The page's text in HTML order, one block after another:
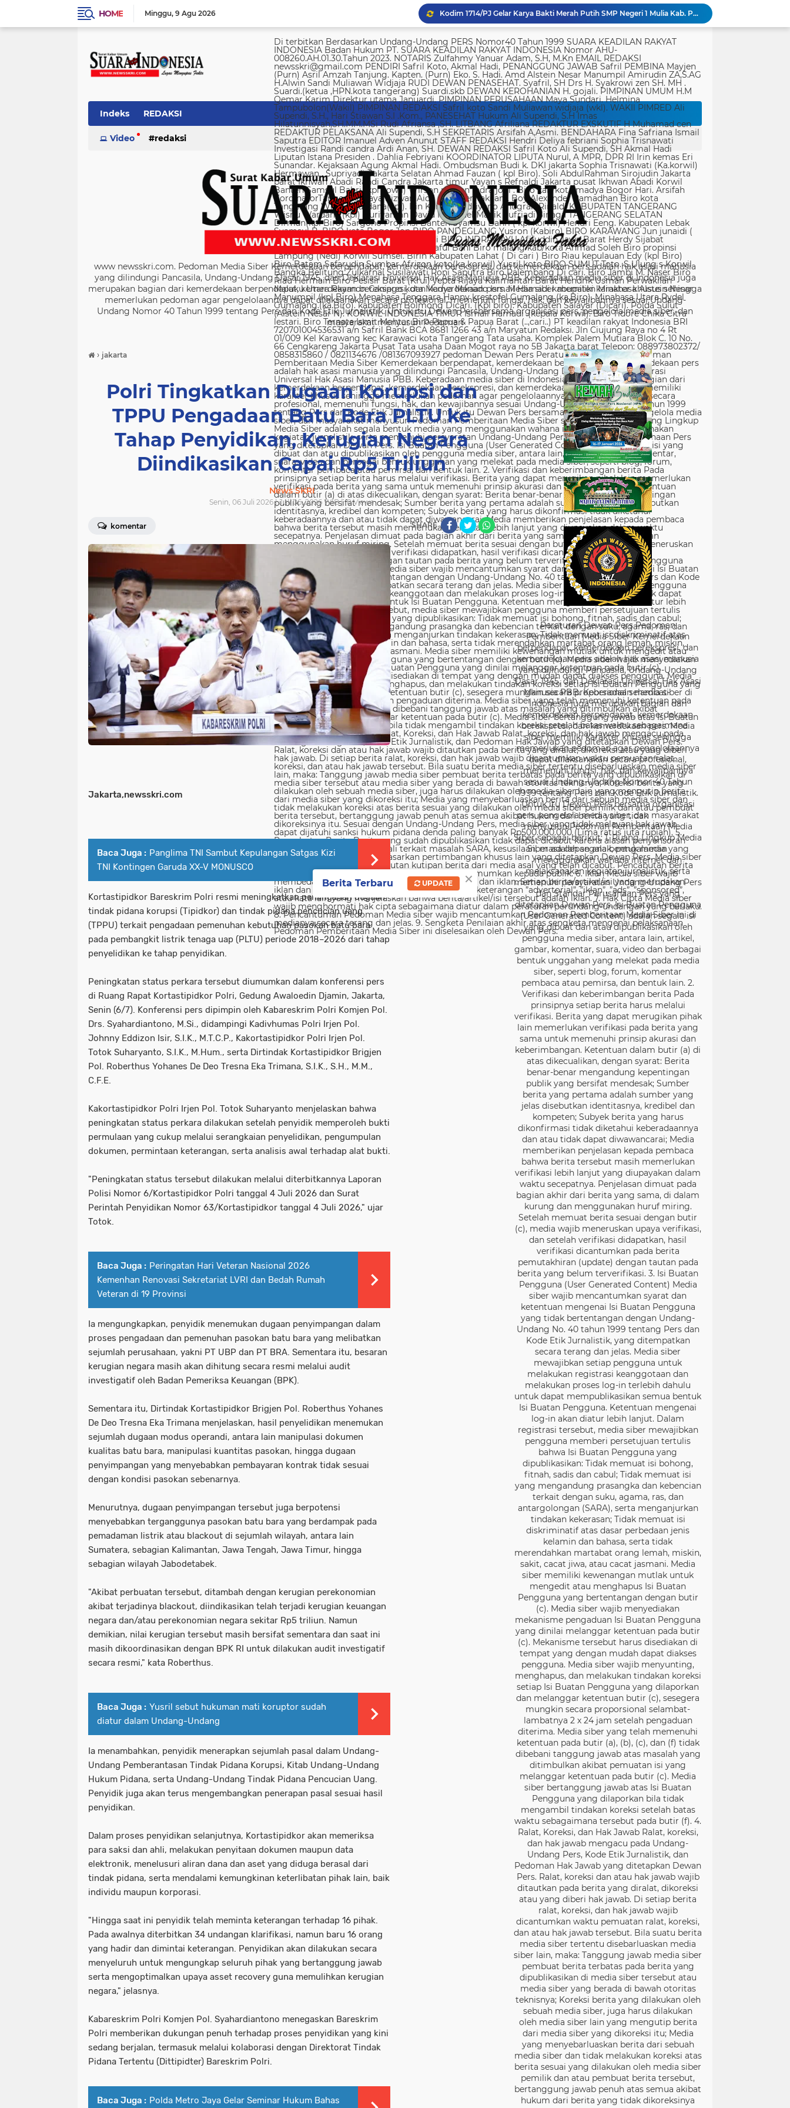
HOME Minggu 9 Agu 2026
Kodim 1714/PJ Gelar Karya Bakti Merah Putih SMP Negeri 1 Mulia Kab. Puncak Jaya
Keluarga Sutrimo Serahkan Proses Penelusuran Penyebab Kematian kepada Kepolisian
Kolaborasi Lanud Sjamsudin Noor dan BRI Wujudkan Generasi Hebat, Renovasi TK Angkasa 2 Hadirkan Harapan bagi Masa Depan Anak
Ketua IESPA Ibnu Riza Apresiasi Kapolri Cup 2026: Wadah Luar Biasa, dari Polres hingga Panggung Nasional
Di terbitkan Berdasarkan Undang-Undang PERS Nomor40 Tahun 1999 SUARA KEADILAN RAKYAT INDONESIA Badan Hukum PT. SUARA KEADILAN RAKYAT INDONESIA Nomor AHU-008260.AH.01.30.Tahun 2023. NOTARIS Zulfahmy Yanuar Adam, S.H, M.Kn EMAIL REDAKSI newsskri@gmail.com PENDIRI Safril Koto, Akmal Hadi, PENANGGUNG JAWAB Safril PEMBINA Mayjen (Purn) Asril Amzah Tanjung. Kapten. (Purn) Eko. S. Hadi. Amd Alstein Nesar Manumpil Amirudin ZA,S.AG H.Alwin Sandi Muliawan Widjaja RUDI DEWAN PENASEHAT. Syafril, SH Drs H. Syakrowi zen SH. MH . Suardi.(ketua ,HPN.kota tangerang) Suardi.skb DEWAN KEROHANIAN H. gojali. PIMPINAN UMUM H.M Qemar Karim Direktur utama Januardi. PIMPINAN PERUSAHAAN Maya Sundari. Helmina Tampubolon(Wakil) PIMPINAN REDAKSI Safril koto Sandi Muliawan widjaja (wkl). WAKIl PIMRED Ali Supendi, S.H., Hari Stiawan S.I .Kom., PANESEHAT Hukum Ali Supendi, S.H Imas Hilatunnisyah,SH.MM.MSi Rudi Afriansa ,SH. LITBANG Afriliana REDAKTUR EXSKUTIF H Muhamad cen REDAKTUR PELAKSANA Ali Supendi, S.H SEKRETARIS Arsifah A,Asmi. BENDAHARA Fina Safriana Ismail Saputra EDITOR Imanuel Adven Anunut STAFF REDAKSI Hendri Deliya febriani Sophia Trisnawati Investigasi Randi candra Ardi Anan, SH. DEWAN REDAKSI Safril Koto Ali Supendi, SH Akmal Hadi Liputan Istana Presiden . Dahlia Febriyani KOORDINATOR LIPUTA Nurul, A MPR, DPR RI Irin kemas Eri Sunandar. Kejaksaan Agung Akmal Hadi. Ombudsman Budi k. DKI jakarta Sophia Trisnawati (Ka.korwil) Hermawan . Supriyadi. Jakarta Selatan Ahmad Fauzan ( kpl Biro). Soli AbdulRahman Sirojudin Jakarta barat Ikhwan Abadi Randi Candra Jakarta timur Yayan s Refnaldi Jakarta pusat Ikhwan Abadi Korwil Banten Samsul Bahri (kpl kowil) Wirson risman Indra joni . Biro kab/kota madya Bogor Hari. Arsifah KordinatorTangerang raya Rizwan Aidil ( kpl. Perwakilan). Boy Alexander Ramadhan Biro kota Tangerang Wisnu Wardana(kpl). Irin Kamas Andriyano Anugrah Rinaldi KABUPATEN TANGERANG Wisnu Wardana (kpl) Nuriyaman David Natanael Manik Sufriadi Sinaga TANGERANG SELATAN Dirman(kpl Biro) Sargono Propinsi Banten Syamsu Bahri ( kpl korwil) Hendri Eeng. Kabupaten Lebak Syamsul B. BIRO kota Bogor Jon BIRO PANDEGLANG Yusron (Kabiro) BIRO KARAWANG Jun junaidi ( kpl Biro) Ugi . BIRO KUNINGAN Nurhadi BIRO INDRAMAYU Afifuddin Jawa Barat Herdy Sijabat (kapowil). BIRO JAWA TIMUR Sofiyan Saful Bahi Biro malang kab/kota Ahmad Soleh Biro propinsi Lampung (Nedi) Korwil Sumsel. Birin Kabupaten Lahat ( Di cari ) Biro Riau kepulauan Edy (kpl Biro) Biro Batam Safarudin Sumbar Afrizon koto(ka korwil) Yusril koto BIRO SUMUT Toto. S Ulung s Korwil Bangka Belitung Zulkarnai Susilawati Roni Saputra Biro Palembang Di cari. Biro Jambi M. Naser Biro Riau Hermain Biro Pesisir Barat (Krui) yepta Rijaya Kalimantan Barat Hendrik Usman Perwakilan Maluku Utara Raymon Caniago kota Madya Manado Ismail Hamadi kabupaten Minahasa Alstein Nesar Manumpil (kpl Biro) Menahasa Tenggara Hanny krestofel Gumalang (ka.Biro). Minahasa Utara Rydel Gumalang.(ka.Biro). kabupaten Bolmong Dicari. (Kpl biro). Kabupaten Salayar (Dicari). Polda Sulut (Alstein Nesar N). KORWIL INDONESIA TIMUR Ismail Hamadi .(kepala Korwil). Biro Tidore Chika Citra lestari. Biro Ternate Ismit Mohtar Biro Papua & Papua Barat (..,cari..) PT keadilan rakyat Indonesia BRI 720701004536531 a/n Safril Bank BCA 8681 1266 43 a/n Maryatun Redaksi. Jln Ciujung Raya no 4 Rt 01/009 Kel Karawang kec Karawaci kota Tangerang Tata usaha. Komplek Palem Mutiara Blok C. 10 No. 66 Cengkareng Jakarta Pusat Tata usaha Daan Mogot raya no 5B Jakarta barat Telepon: 088973802372/ 0858315860 / 0821134676 /081367093927 pedoman Dewan Pers Peraturan Dewan Pers Pedoman Pemberitaan Media Siber Kemerdekaan berpendapat, kemerdekaan berekspresi, dan kemerdekaan pers adalah hak asasi manusia yang dilindungi Pancasila, Undang-Undang Dasar 1945, dan Deklarasi Universal Hak Asasi Manusia PBB. Keberadaan media siber di Indonesia juga merupakan bagian dari kemerdekaan berpendapat, kemerdekaan berekspresi, dan kemerdekaan pers. Media siber memiliki karakter khusus sehingga memerlukan pedoman agar pengelolaannya dapat dilaksanakan secara profesional, memenuhi fungsi, hak, dan kewajibannya sesuai Undang-Undang Nomor 40 Tahun 1999 tentang Pers dan Kode Etik Jurnalistik. Untuk itu Dewan Pers bersama organisasi pers, pengelola media siber, dan masyarakat menyusun Pedoman Pemberitaan Media Siber sebagai berikut: 1. Ruang Lingkup Media Siber adalah segala bentuk media yang menggunakan wahana internet dan melaksanakan kegiatan jurnalistik, serta memenuhi persyaratan Undang-Undang Pers dan Standar Perusahaan Pers yang ditetapkan Dewan Pers. Isi Buatan Pengguna (User Generated Content) adalah segala isi yang dibuat dan atau dipublikasikan oleh pengguna media siber, antara lain, artikel, gambar, komentar, suara, video dan berbagai bentuk unggahan yang melekat pada media siber, seperti blog, forum, komentar pembaca atau pemirsa, dan bentuk lain. 2. Verifikasi dan keberimbangan berita Pada prinsipnya setiap berita harus melalui verifikasi. Berita yang dapat merugikan pihak lain memerlukan verifikasi pada berita yang sama untuk memenuhi prinsip akurasi dan keberimbangan. Ketentuan dalam butir (a) di atas dikecualikan, dengan syarat: Berita benar-benar mengandung kepentingan publik yang bersifat mendesak; Sumber berita yang pertama adalah sumber yang jelas disebutkan identitasnya, kredibel dan kompeten; Subyek berita yang harus dikonfirmasi tidak diketahui keberadaannya dan atau tidak dapat diwawancarai; Media memberikan penjelasan kepada pembaca bahwa berita tersebut masih memerlukan verifikasi lebih lanjut yang diupayakan dalam waktu secepatnya. Penjelasan dimuat pada bagian akhir dari berita yang sama, di dalam kurung dan menggunakan huruf miring. Setelah memuat berita sesuai dengan butir (c), media wajib meneruskan upaya verifikasi, dan setelah verifikasi didapatkan, hasil verifikasi dicantumkan pada berita pemutakhiran (update) dengan tautan pada berita yang belum terverifikasi. 3. Isi Buatan Pengguna (User Generated Content) Media siber wajib mencantumkan syarat dan ketentuan mengenai Isi Buatan Pengguna yang tidak bertentangan dengan Undang-Undang No. 40 tahun 1999 tentang Pers dan Kode Etik Jurnalistik, yang ditempatkan secara terang dan jelas. Media siber mewajibkan setiap pengguna untuk melakukan registrasi keanggotaan dan melakukan proses log-in terlebih dahulu untuk dapat mempublikasikan semua bentuk Isi Buatan Pengguna. Ketentuan mengenai log-in akan diatur lebih lanjut. Dalam registrasi tersebut, media siber mewajibkan pengguna memberi persetujuan tertulis bahwa Isi Buatan Pengguna yang dipublikasikan: Tidak memuat isi bohong, fitnah, sadis dan cabul; Tidak memuat isi yang mengandung prasangka dan kebencian terkait dengan suku, agama, ras, dan antargolongan (SARA), serta menganjurkan tindakan kekerasan; Tidak memuat isi diskriminatif atas dasar perbedaan jenis kelamin dan bahasa, serta tidak merendahkan martabat orang lemah, miskin, sakit, cacat jiwa, atau cacat jasmani. Media siber memiliki kewenangan mutlak untuk mengedit atau menghapus Isi Buatan Pengguna yang bertentangan dengan butir (c). Media siber wajib menyediakan mekanisme pengaduan Isi Buatan Pengguna yang dinilai melanggar ketentuan pada butir (c). Mekanisme tersebut harus disediakan di tempat yang dengan mudah dapat diakses pengguna. Media siber wajib menyunting, menghapus, dan melakukan tindakan koreksi setiap Isi Buatan Pengguna yang dilaporkan dan melanggar ketentuan butir (c), sesegera mungkin secara proporsional selambat-lambatnya 2 x 24 jam setelah pengaduan diterima. Media siber yang telah memenuhi ketentuan pada butir (a), (b), (c), dan (f) tidak dibebani tanggung jawab atas masalah yang ditimbulkan akibat pemuatan isi yang melanggar ketentuan pada butir (c). Media siber bertanggung jawab atas Isi Buatan Pengguna yang dilaporkan bila tidak mengambil tindakan koreksi setelah batas waktu sebagaimana tersebut pada butir (f). 4. Ralat, Koreksi, dan Hak Jawab Ralat, koreksi, dan hak jawab mengacu pada Undang-Undang Pers, Kode Etik Jurnalistik, dan Pedoman Hak Jawab yang ditetapkan Dewan Pers. Ralat, koreksi dan atau hak jawab wajib ditautkan pada berita yang diralat, dikoreksi atau yang diberi hak jawab. Di setiap berita ralat, koreksi, dan hak jawab wajib dicantumkan waktu pemuatan ralat, koreksi, dan atau hak jawab tersebut. Bila suatu berita media siber tertentu disebarluaskan media siber lain, maka: Tanggung jawab media siber pembuat berita terbatas pada berita yang dipublikasikan di media siber tersebut atau media siber yang berada di bawah otoritas teknisnya; Koreksi berita yang dilakukan oleh sebuah media siber, juga harus dilakukan oleh media siber lain yang mengutip berita dari media siber yang dikoreksi itu; Media yang menyebarluaskan berita dari sebuah media siber dan tidak melakukan koreksi atas berita sesuai yang dilakukan oleh media siber pemilik dan atau pembuat berita tersebut, bertanggung jawab penuh atas semua akibat hukum dari berita yang tidak dikoreksinya itu. Sesuai dengan Undang-Undang Pers, media siber yang tidak melayani hak jawab dapat dijatuhi sanksi hukum pidana denda paling banyak Rp500.000.000 (Lima ratus juta rupiah). 5. Pencabutan Berita Berita yang sudah dipublikasikan tidak dapat dicabut karena alasan penyensoran dari pihak luar redaksi, kecuali terkait masalah SARA, kesusilaan, masa depan anak, pengalaman traumatik korban atau berdasarkan pertimbangan khusus lain yang ditetapkan Dewan Pers. Media siber lain wajib mengikuti pencabutan kutipan berita dari media asal yang telah dicabut. Pencabutan berita wajib disertai dengan alasan pencabutan dan diumumkan kepada publik. 6. Iklan Media siber wajib membedakan dengan tegas antara produk berita dan iklan. Setiap berita/artikel/isi yang merupakan iklan dan atau isi berbayar wajib mencantumkan keterangan ”advertorial”, ”iklan”, ”ads”, ”spons
Indeks REDAKSI
Video redaksi
www newsskri.com. Pedoman Media Siber Kemerdekaan berpendapat, kemerdekaan berekspresi, dan kemerdekaan pers adalah hak asasi manusia
yang dilindungi Pancasila, Undang-Undang Dasar 1945, dan Deklarasi Universal Hak Asasi Manusia PBB. Keberadaan media siber di Indonesia juga
merupakan bagian dari kemerdekaan berpendapat, kemerdekaan berekspresi, dan kemerdekaan pers. Media siber memiliki karakter khusus sehingga
memerlukan pedoman agar pengelolaannya dapat dilaksanakan secara profesional, memenuhi fungsi, hak, dan kewajibannya sesuai Undang-
Undang Nomor 40 Tahun 1999 tentang Pers dan Kode Etik Jurnalistik. Untuk itu Dewan Persbersama organisasi pers, pengelola media siber, dan
masyarakat menyusun Pedoman
› jakarta
Polri Tingkatkan Dugaan Korupsi dan
TPPU Pengadaan Batu Bara PLTU ke
Tahap Penyidikan, Kerugian Negara
Diindikasikan Capai Rp5 Triliun
News SKRI
Senin, 06 Juli 2026 | Juli 06, 2026 WIB | 0Views
komentar SHARE
Jakarta,newsskri.com
Baca Juga : Panglima TNI Sambut Kepulangan Satgas Kizi
TNI Kontingen Garuda XX-V MONUSCO
Kortastipidkor Bareskrim Polri resmi meningkatkan penanganan dugaan
tindak pidana korupsi (Tipidkor) dan tindak pidana pencucian uang
(TPPU) terkait pengadaan pemenuhan kebutuhan pasokan batu bara
pada pembangkit listrik tenaga uap (PLTU) periode 2018–2026 dari tahap
penyelidikan ke tahap penyidikan.
Peningkatan status perkara tersebut diumumkan dalam konferensi pers
di Ruang Rapat Kortastipidkor Polri, Gedung Awaloedin Djamin, Jakarta,
Senin (6/7). Konferensi pers dipimpin oleh Kabareskrim Polri Komjen Pol.
Drs. Syahardiantono, M.Si., didampingi Kadivhumas Polri Irjen Pol.
Johnny Eddizon Isir, S.I.K., M.T.C.P., Kakortastipidkor Polri Irjen Pol.
Totok Suharyanto, S.I.K., M.Hum., serta Dirtindak Kortastipidkor Brigjen
Pol. Roberthus Yohanes De Deo Tresna Eka Trimana, S.I.K., S.H., M.M.,
C.F.E.
Kakortastipidkor Polri Irjen Pol. Totok Suharyanto menjelaskan bahwa
peningkatan status perkara dilakukan setelah penyidik memperoleh bukti
permulaan yang cukup melalui serangkaian penyelidikan, pengumpulan
dokumen, permintaan keterangan, serta analisis awal terhadap alat bukti.
"Peningkatan status tersebut dilakukan melalui diterbitkannya Laporan
Polisi Nomor 6/Kortastipidkor Polri tanggal 4 Juli 2026 dan Surat
Perintah Penyidikan Nomor 63/Kortastipidkor tanggal 4 Juli 2026," ujar
Totok.
Baca Juga : Peringatan Hari Veteran Nasional 2026
Kemenhan Renovasi Sekretariat LVRI dan Bedah Rumah
Veteran di 19 Provinsi
Ia mengungkapkan, penyidik menemukan dugaan penyimpangan dalam
proses pengadaan dan pemenuhan pasokan batu bara yang melibatkan
sejumlah perusahaan, yakni PT UBP dan PT BRA. Sementara itu, besaran
kerugian negara masih akan dihitung secara resmi melalui audit
investigatif oleh Badan Pemeriksa Keuangan (BPK).
Sementara itu, Dirtindak Kortastipidkor Brigjen Pol. Roberthus Yohanes
De Deo Tresna Eka Trimana menjelaskan, hasil penyelidikan menemukan
sejumlah dugaan modus operandi, antara lain manipulasi dokumen
kualitas batu bara, manipulasi kuantitas pasokan, hingga dugaan
penyimpangan yang menyebabkan pembayaran kontrak tidak sesuai
dengan kondisi pasokan sebenarnya.
Menurutnya, dugaan penyimpangan tersebut juga berpotensi
menyebabkan terganggunya pasokan batu bara yang berdampak pada
pemadaman listrik atau blackout di sejumlah wilayah, antara lain
Sumatera, sebagian Kalimantan, Jawa Tengah, Jawa Timur, hingga
sebagian wilayah Jabodetabek.
"Akibat perbuatan tersebut, ditambah dengan kerugian perekonomian
akibat terjadinya blackout, diindikasikan telah terjadi kerugian keuangan
negara dan/atau perekonomian negara sekitar Rp5 triliun. Namun
demikian, nilai kerugian tersebut masih bersifat sementara dan saat ini
masih dikoordinasikan dengan BPK RI untuk dilakukan audit investigatif
secara resmi," kata Roberthus.
Baca Juga : Yusril sebut hukuman mati koruptor sudah
diatur dalam Undang-Undang
Ia menambahkan, penyidik menerapkan sejumlah pasal dalam Undang-
Undang Pemberantasan Tindak Pidana Korupsi, Kitab Undang-Undang
Hukum Pidana, serta Undang-Undang Tindak Pidana Pencucian Uang.
Penyidik juga akan terus mengembangkan penerapan pasal sesuai hasil
penyidikan.
Dalam proses penyidikan selanjutnya, Kortastipidkor akan memeriksa
para saksi dan ahli, melakukan penyitaan dokumen maupun data
elektronik, menelusuri aliran dana dan aset yang diduga berasal dari
tindak pidana, serta mendalami kemungkinan keterlibatan pihak lain, baik
individu maupun korporasi.
"Hingga saat ini penyidik telah meminta keterangan terhadap 16 pihak.
Pada awalnya diterbitkan 34 undangan klarifikasi, namun baru 16 orang
yang hadir dan dimintai keterangan. Penyidikan akan dilakukan secara
menyeluruh untuk mengungkap seluruh pihak yang bertanggung jawab
serta mengoptimalkan upaya asset recovery guna memulihkan kerugian
negara," jelasnya.
Kabareskrim Polri Komjen Pol. Syahardiantono menegaskan Bareskrim
Polri memberikan dukungan penuh terhadap proses penyidikan yang kini
sedang berjalan, termasuk melalui kolaborasi dengan Direktorat Tindak
Pidana Tertentu (Dittipidter) Bareskrim Polri.
Baca Juga : Polda Metro Jaya Gelar Seminar Hukum Bahas
Peraturan Dewan Pers Pedoman
Pemberitaan Media Siber Kemerdekaan
berpendapat, kemerdekaan berekspresi, dan
kemerdekaan pers adalah hak asasi manusia
yang dilindungi Pancasila, Undang-Undang
Dasar 1945, dan Deklarasi Universal Hak Asasi
Manusia PBB. Keberadaan media siber di
Indonesia juga merupakan bagian dari
kemerdekaan berpendapat, kemerdekaan
berekspresi, dan kemerdekaan pers. Media
siber memiliki karakter khusus sehingga
memerlukan pedoman agar pengelolaannya
dapat dilaksanakan secara profesional,
memenuhi fungsi, hak, dan kewajibannya
sesuai Undang-Undang Nomor 40 Tahun
1999 tentang Pers dan Kode Etik Jurnalistik.
Untuk itu Dewan Pers bersama organisasi
pers, pengelola media siber, dan masyarakat
menyusun Pedoman Pemberitaan Media
Siber sebagai berikut: 1. Ruang Lingkup Media
Siber adalah segala bentuk media yang
menggunakan wahana internet dan
melaksanakan kegiatan jurnalistik, serta
memenuhi persyaratan Undang-Undang Pers
dan Standar Perusahaan Pers yang
ditetapkan Dewan Pers. Isi Buatan Pengguna
(User Generated Content) adalah segala isi
yang dibuat dan atau dipublikasikan oleh
pengguna media siber, antara lain, artikel,
gambar, komentar, suara, video dan berbagai
bentuk unggahan yang melekat pada media
siber, seperti blog, forum, komentar
pembaca atau pemirsa, dan bentuk lain. 2.
Verifikasi dan keberimbangan berita Pada
prinsipnya setiap berita harus melalui
verifikasi. Berita yang dapat merugikan pihak
lain memerlukan verifikasi pada berita yang
sama untuk memenuhi prinsip akurasi dan
keberimbangan. Ketentuan dalam butir (a) di
atas dikecualikan, dengan syarat: Berita
benar-benar mengandung kepentingan
publik yang bersifat mendesak; Sumber
berita yang pertama adalah sumber yang
jelas disebutkan identitasnya, kredibel dan
kompeten; Subyek berita yang harus
dikonfirmasi tidak diketahui keberadaannya
dan atau tidak dapat diwawancarai; Media
memberikan penjelasan kepada pembaca
bahwa berita tersebut masih memerlukan
verifikasi lebih lanjut yang diupayakan dalam
waktu secepatnya. Penjelasan dimuat pada
bagian akhir dari berita yang sama, di dalam
kurung dan menggunakan huruf miring.
Setelah memuat berita sesuai dengan butir
(c), media wajib meneruskan upaya verifikasi,
dan setelah verifikasi didapatkan, hasil
verifikasi dicantumkan pada berita
pemutakhiran (update) dengan tautan pada
berita yang belum terverifikasi. 3. Isi Buatan
Pengguna (User Generated Content) Media
siber wajib mencantumkan syarat dan
ketentuan mengenai Isi Buatan Pengguna
yang tidak bertentangan dengan Undang-
Undang No. 40 tahun 1999 tentang Pers dan
Kode Etik Jurnalistik, yang ditempatkan
secara terang dan jelas. Media siber
mewajibkan setiap pengguna untuk
melakukan registrasi keanggotaan dan
melakukan proses log-in terlebih dahulu
untuk dapat mempublikasikan semua bentuk
Isi Buatan Pengguna. Ketentuan mengenai
log-in akan diatur lebih lanjut. Dalam
registrasi tersebut, media siber mewajibkan
pengguna memberi persetujuan tertulis
bahwa Isi Buatan Pengguna yang
dipublikasikan: Tidak memuat isi bohong,
fitnah, sadis dan cabul; Tidak memuat isi
yang mengandung prasangka dan kebencian
terkait dengan suku, agama, ras, dan
antargolongan (SARA), serta menganjurkan
tindakan kekerasan; Tidak memuat isi
diskriminatif atas dasar perbedaan jenis
kelamin dan bahasa, serta tidak
merendahkan martabat orang lemah, miskin,
sakit, cacat jiwa, atau cacat jasmani. Media
siber memiliki kewenangan mutlak untuk
mengedit atau menghapus Isi Buatan
Pengguna yang bertentangan dengan butir
(c). Media siber wajib menyediakan
mekanisme pengaduan Isi Buatan Pengguna
yang dinilai melanggar ketentuan pada butir
(c). Mekanisme tersebut harus disediakan di
tempat yang dengan mudah dapat diakses
pengguna. Media siber wajib menyunting,
menghapus, dan melakukan tindakan koreksi
setiap Isi Buatan Pengguna yang dilaporkan
dan melanggar ketentuan butir (c), sesegera
mungkin secara proporsional selambat-
lambatnya 2 x 24 jam setelah pengaduan
diterima. Media siber yang telah memenuhi
ketentuan pada butir (a), (b), (c), dan (f) tidak
dibebani tanggung jawab atas masalah yang
ditimbulkan akibat pemuatan isi yang
melanggar ketentuan pada butir (c). Media
siber bertanggung jawab atas Isi Buatan
Pengguna yang dilaporkan bila tidak
mengambil tindakan koreksi setelah batas
waktu sebagaimana tersebut pada butir (f). 4.
Ralat, Koreksi, dan Hak Jawab Ralat, koreksi,
dan hak jawab mengacu pada Undang-
Undang Pers, Kode Etik Jurnalistik, dan
Pedoman Hak Jawab yang ditetapkan Dewan
Pers. Ralat, koreksi dan atau hak jawab wajib
ditautkan pada berita yang diralat, dikoreksi
atau yang diberi hak jawab. Di setiap berita
ralat, koreksi, dan hak jawab wajib
dicantumkan waktu pemuatan ralat, koreksi,
dan atau hak jawab tersebut. Bila suatu berita
media siber tertentu disebarluaskan media
siber lain, maka: Tanggung jawab media siber
pembuat berita terbatas pada berita yang
dipublikasikan di media siber tersebut atau
media siber yang berada di bawah otoritas
teknisnya; Koreksi berita yang dilakukan oleh
sebuah media siber, juga harus dilakukan
oleh media siber lain yang mengutip berita
dari media siber yang dikoreksi itu; Media
yang menyebarluaskan berita dari sebuah
media siber dan tidak melakukan koreksi atas
berita sesuai yang dilakukan oleh media siber
pemilik dan atau pembuat berita tersebut,
bertanggung jawab penuh atas semua akibat
hukum dari berita yang tidak dikoreksinya
×
Berita Terbaru UPDATE